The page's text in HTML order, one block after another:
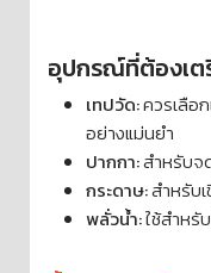
อุปกรณ์ที่ต้องเต
เทปวัด:ควรเลือ
อย่างแม่นยำ
ปากกา:สำหรับจ
กระดาษ:สำหรับ
พลั่วน้ำ:ใช้สำหรั